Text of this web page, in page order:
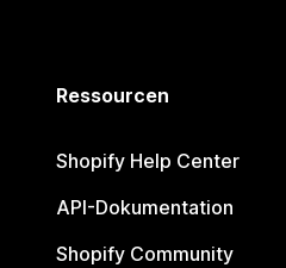
Ressourcen
Shopify Help Center
API-Dokumentation
Shopify Community